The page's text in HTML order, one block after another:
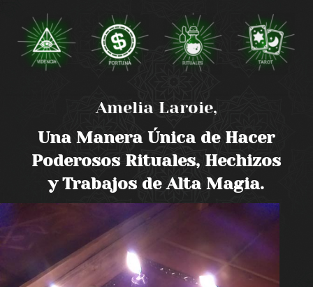
Amelia Laroie,
Una Manera Única de Hacer
Poderosos Rituales, Hechizos
y Trabajos de Alta Magia.